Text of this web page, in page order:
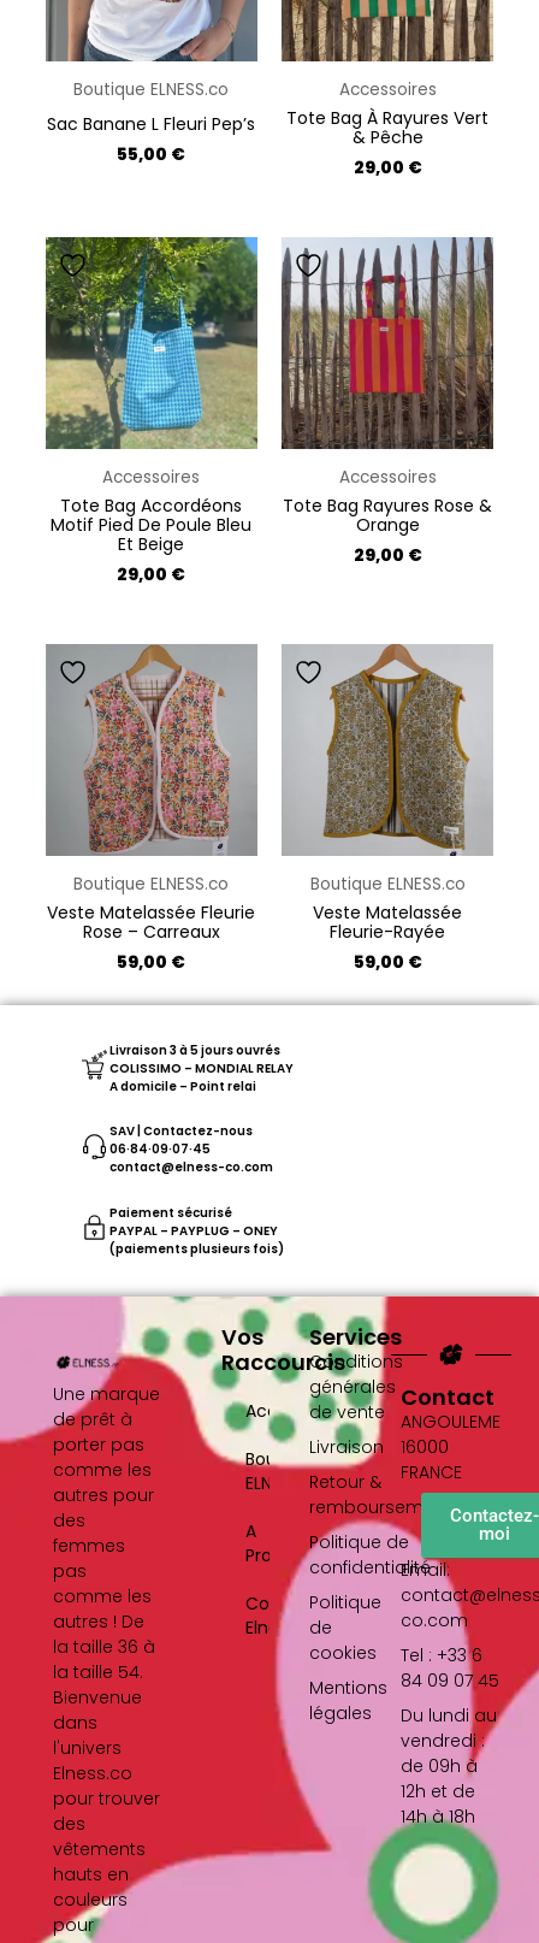
Boutique ELNESS.co
Sac Banane L Fleuri Pep’s
55,00 €
Accessoires
Tote Bag À Rayures Vert
& Pêche
29,00 €
Accessoires
Tote Bag Accordéons
Motif Pied De Poule Bleu
Et Beige
29,00 €
Accessoires
Tote Bag Rayures Rose &
Orange
29,00 €
Boutique ELNESS.co
Veste Matelassée Fleurie
Rose – Carreaux
59,00 €
Ce
produit
a
plusieurs
variations.
Les
options
peuvent
être
choisies
sur
la
du
produit
Boutique ELNESS.co
Veste Matelassée
Fleurie-Rayée
59,00 €
Ce
produit
a
plusieurs
variations.
Les
options
peuvent
être
choisies
sur
la
Livraison 3 à 5 jours ouvrés
COLISSIMO – MONDIAL RELAY
A domicile – Point relai
SAV | Contactez-nous
06·84·09·07·45
contact@elness-co.com
Paiement sécurisé
PAYPAL – PAYPLUG – ONEY
(paiements plusieurs fois)
Une marque
de prêt à
porter pas
comme les
autres pour
des
femmes
pas
comme les
autres ! De
la taille 36 à
la taille 54.
Bienvenue
dans
l'univers
Elness.co
pour trouver
des
vêtements
hauts en
couleurs
pour
Vos
Raccourcis
Accueil
Boutique
ELNESS
A
Propos
Contact
Elness
Services
Conditions
générales
de vente
Livraison
Retour &
remboursement
Politique de
confidentialité
Politique
de
cookies
Mentions
légales
Contact
ANGOULEME
16000
FRANCE
Contactez-
moi
Email:
co.com
Tel : +33 6
84 09 07 45
Du lundi au
vendredi :
de 09h à
12h et de
14h à 18h